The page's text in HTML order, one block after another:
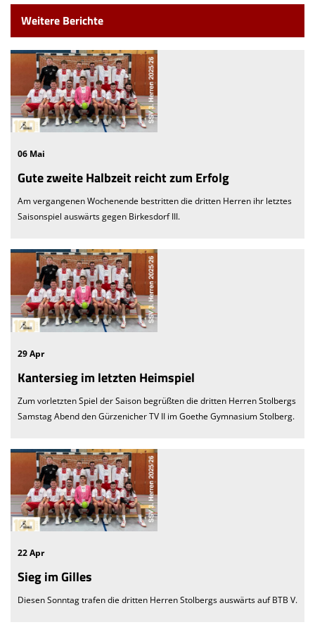
Weitere Berichte
06 Mai
Gute zweite Halbzeit reicht zum Erfolg
Am vergangenen Wochenende bestritten die dritten Herren ihr letztes
Saisonspiel auswärts gegen Birkesdorf III.
29 Apr
Kantersieg im letzten Heimspiel
Zum vorletzten Spiel der Saison begrüßten die dritten Herren Stolbergs
Samstag Abend den Gürzenicher TV II im Goethe Gymnasium Stolberg.
22 Apr
Sieg im Gilles
Diesen Sonntag trafen die dritten Herren Stolbergs auswärts auf BTB V.